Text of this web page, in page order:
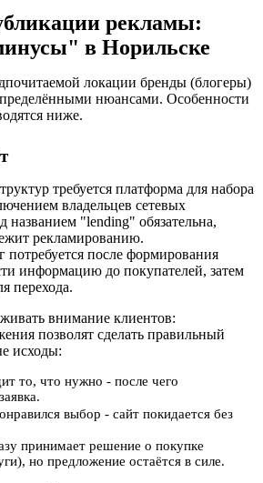
рекламы:
в Норильске
локации бренды (блогеры)
нюансами. Особенности
ниже.
требуется платформа для набора
владельцев сетевых
названием "lending" обязательна,
рекламированию.
после формирования
информацию до покупателей, затем
перехода.
внимание клиентов:
позволят сделать правильный
исходы:
то, что нужно - после чего
выбор - сайт покидается без
принимает решение о покупке
но предложение остаётся в силе.